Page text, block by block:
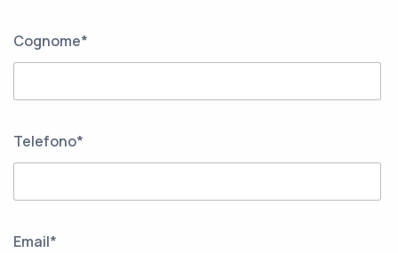
Cognome*
Telefono*
Email*